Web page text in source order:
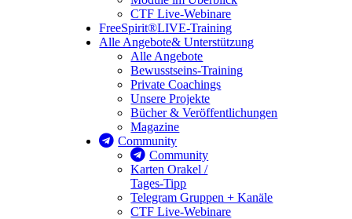
CTF Live-Webinare
FreeSpirit®LIVE-Training
Alle Angebote& Unterstützung
Alle Angebote
Bewusstseins-Training
Private Coachings
Unsere Projekte
Bücher & Veröffentlichungen
Magazine
Community
Community
Karten Orakel /
Tages-Tipp
Telegram Gruppen + Kanäle
CTF Live-Webinare